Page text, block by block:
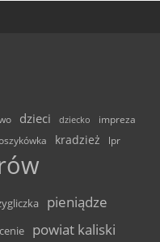
dzieci dziecko
impreza
kradzież lpr
pieniądze
powiat kaliski